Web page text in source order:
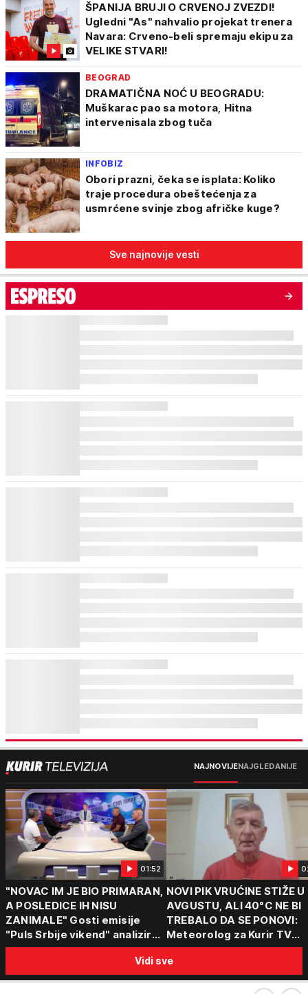
ŠPANIJA BRUJI O CRVENOJ ZVEZDI!
Ugledni "As" nahvalio projekat trenera
Navara: Crveno-beli spremaju ekipu za
VELIKE STVARI!
BEOGRAD
DRAMATIČNA NOĆ U BEOGRADU:
Muškarac pao sa motora, Hitna
intervenisala zbog tuča
INFOBIZ
Obori prazni, čeka se isplata: Koliko
traje procedura obeštećenja za
usmrćene svinje zbog afričke kuge?
Sve najnovije vesti
NAJNOVIJENAJGLEDANIJE
01:52
"NOVAC IM JE BIO PRIMARAN,
A POSLEDICE IH NISU
ZANIMALE" Gosti emisije
"Puls Srbije vikend" analizirali
slučajeve koji su potresli
Srbiju: Zločin se ne isplati
NOVI PIK VRUĆINE STIŽE U
AVGUSTU, ALI 40°C NE BI
TREBALO DA SE PONOVI:
Meteorolog za Kurir TV
objasnio šta nas čeka:
za ozbiljne padavine su
Vidi sve